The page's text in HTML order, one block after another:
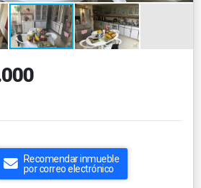
Recomendar inmueble
por correo electrónico